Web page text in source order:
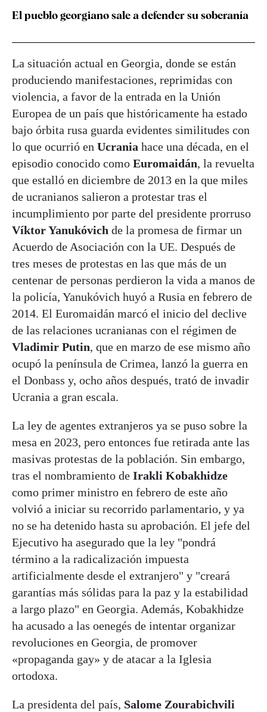
El pueblo georgiano sale a defender su soberanía
La situación actual en Georgia, donde se están
produciendo manifestaciones, reprimidas con
violencia, a favor de la entrada en la Unión
Europea de un país que históricamente ha estado
bajo órbita rusa guarda evidentes similitudes con
lo que ocurrió en Ucrania hace una década, en el
episodio conocido como Euromaidán, la revuelta
que estalló en diciembre de 2013 en la que miles
de ucranianos salieron a protestar tras el
incumplimiento por parte del presidente prorruso
Víktor Yanukóvich de la promesa de firmar un
Acuerdo de Asociación con la UE. Después de
tres meses de protestas en las que más de un
centenar de personas perdieron la vida a manos de
la policía, Yanukóvich huyó a Rusia en febrero de
2014. El Euromaidán marcó el inicio del declive
de las relaciones ucranianas con el régimen de
Vladimir Putin, que en marzo de ese mismo año
ocupó la península de Crimea, lanzó la guerra en
el Donbass y, ocho años después, trató de invadir
Ucrania a gran escala.
La ley de agentes extranjeros ya se puso sobre la
mesa en 2023, pero entonces fue retirada ante las
masivas protestas de la población. Sin embargo,
tras el nombramiento de Irakli Kobakhidze
como primer ministro en febrero de este año
volvió a iniciar su recorrido parlamentario, y ya
no se ha detenido hasta su aprobación. El jefe del
Ejecutivo ha asegurado que la ley "pondrá
término a la radicalización impuesta
artificialmente desde el extranjero" y "creará
garantías más sólidas para la paz y la estabilidad
a largo plazo" en Georgia. Además, Kobakhidze
ha acusado a las oenegés de intentar organizar
revoluciones en Georgia, de promover
«propaganda gay» y de atacar a la Iglesia
ortodoxa.
La presidenta del país, Salome Zourabichvili